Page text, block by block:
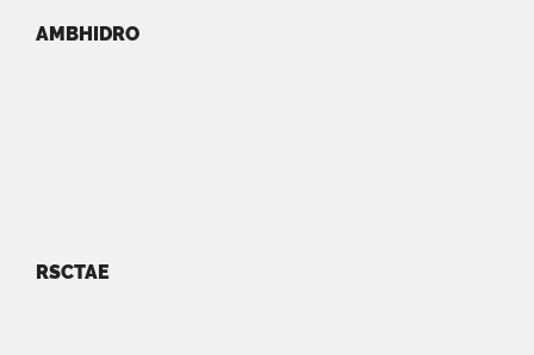
AMBHIDRO
RSCTAE